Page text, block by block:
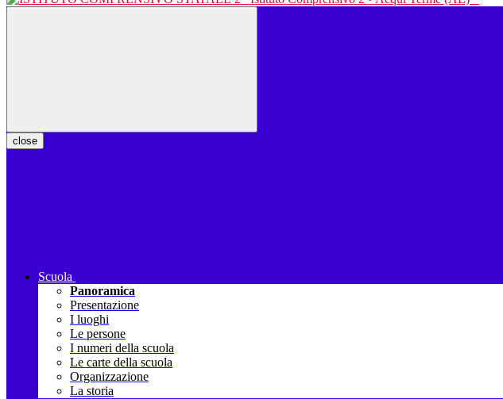
close
Scuola
Panoramica
Presentazione
I luoghi
Le persone
I numeri della scuola
Le carte della scuola
Organizzazione
La storia